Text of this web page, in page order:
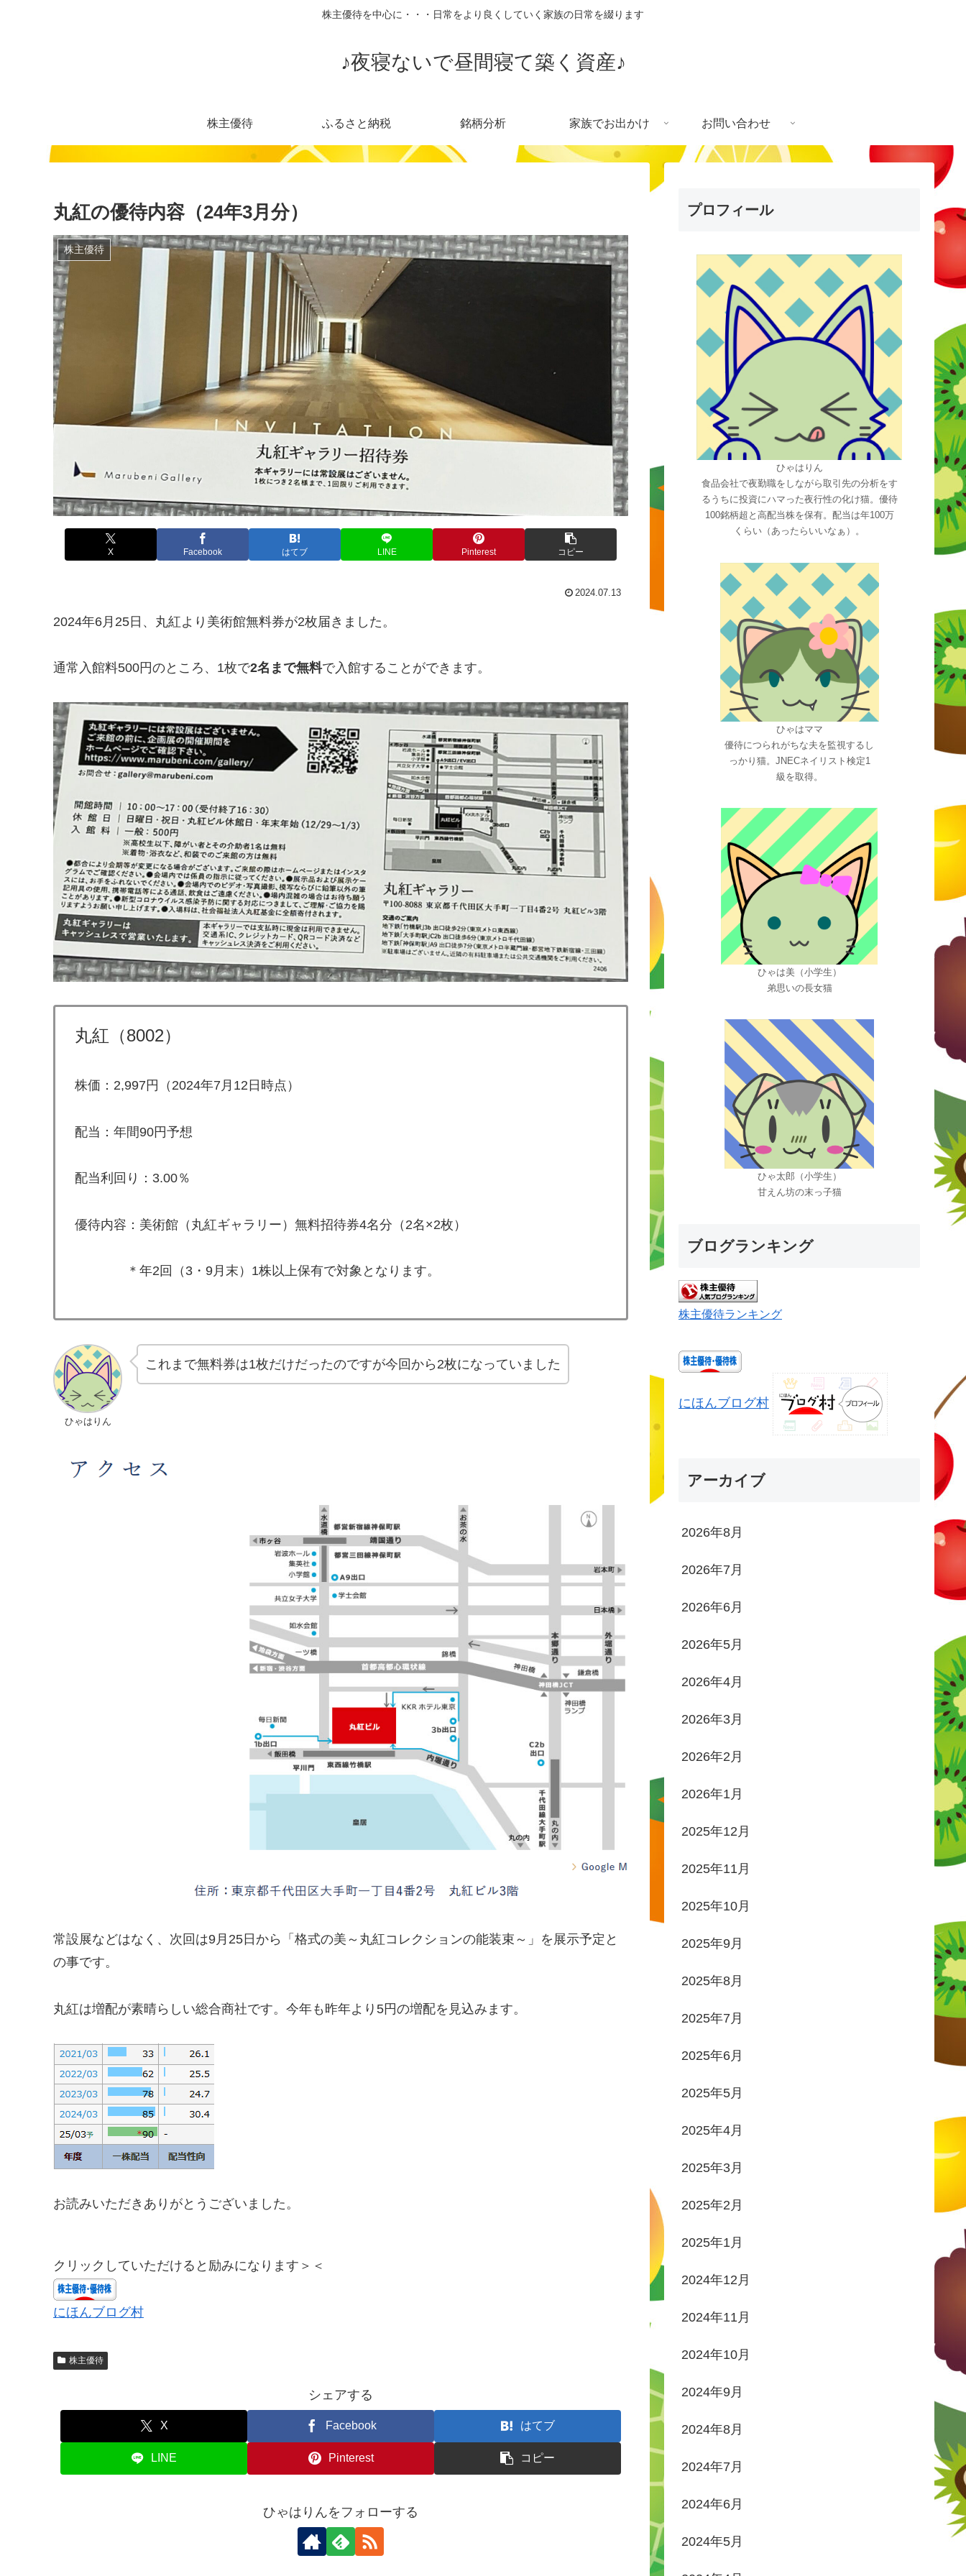
株主優待を中心に・・・日常をより良くしていく家族の日常を綴ります
♪夜寝ないで昼間寝て築く資産♪
株主優待 ふるさと納税 銘柄分析 家族でお出かけ お問い合わせ
丸紅の優待内容（24年3月分）
株主優待
X Facebook はてブ LINE Pinterest コピー
2024.07.13
2024年6月25日、丸紅より美術館無料券が2枚届きました。
通常入館料500円のところ、1枚で2名まで無料で入館することができます。
丸紅（8002）
株価：2,997円（2024年7月12日時点）
配当：年間90円予想
配当利回り：3.00％
優待内容：美術館（丸紅ギャラリー）無料招待券4名分（2名×2枚）
＊年2回（3・9月末）1株以上保有で対象となります。
ひゃはりん
これまで無料券は1枚だけだったのですが今回から2枚になっていました
常設展などはなく、次回は9月25日から「格式の美～丸紅コレクションの能装束～」を展示予定と
の事です。
丸紅は増配が素晴らしい総合商社です。今年も昨年より5円の増配を見込みます。
お読みいただきありがとうございました。
クリックしていただけると励みになります＞＜
にほんブログ村
株主優待
シェアする
X Facebook はてブ
LINE Pinterest コピー
ひゃはりんをフォローする
プロフィール
ひゃはりん
食品会社で夜勤職をしながら取引先の分析をす
るうちに投資にハマった夜行性の化け猫。優待
100銘柄超と高配当株を保有。配当は年100万
くらい（あったらいいなぁ）。
ひゃはママ
優待につられがちな夫を監視するし
っかり猫。JNECネイリスト検定1
級を取得。
ひゃは美（小学生）
弟思いの長女猫
ひゃ太郎（小学生）
甘えん坊の末っ子猫
ブログランキング
株主優待ランキング
にほんブログ村
アーカイブ
2026年8月
2026年7月
2026年6月
2026年5月
2026年4月
2026年3月
2026年2月
2026年1月
2025年12月
2025年11月
2025年10月
2025年9月
2025年8月
2025年7月
2025年6月
2025年5月
2025年4月
2025年3月
2025年2月
2025年1月
2024年12月
2024年11月
2024年10月
2024年9月
2024年8月
2024年7月
2024年6月
2024年5月